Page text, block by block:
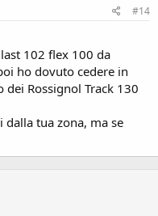
#14
102 flex 100 da
ho dovuto cedere in
Rossignol Track 130
tua zona, ma se